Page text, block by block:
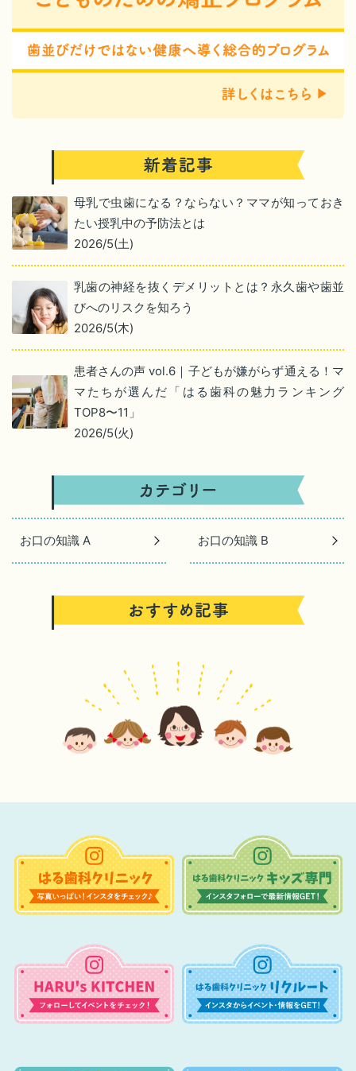
母乳で虫歯になる？ならない？ママが知っておき
たい授乳中の予防法とは
2026/5(土)
乳歯の神経を抜くデメリットとは？永久歯や歯並
びへのリスクを知ろう
2026/5(木)
患者さんの声 vol.6｜子どもが嫌がらず通える！マ
マたちが選んだ「はる歯科の魅力ランキング
TOP8〜11」
2026/5(火)
お口の知識 A お口の知識 B